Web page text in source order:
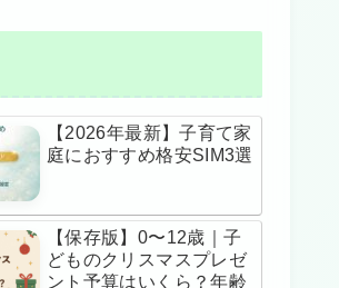
【2026年最新】子育て家
庭におすすめ格安SIM3選
【保存版】0〜12歳｜子
どものクリスマスプレゼ
ント予算はいくら？年齢